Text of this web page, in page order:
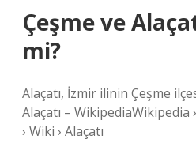
Çeşme ve
mi?
Alaçatı, İzmir ilinin Çeşme
Alaçatı – WikipediaWikipedia
› Wiki › Alaçatı